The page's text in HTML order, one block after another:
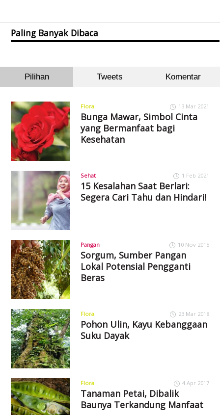
Paling Banyak Dibaca
Pilihan Tweets Komentar
Flora 13 Mar 2021
Bunga Mawar, Simbol Cinta
yang Bermanfaat bagi
Kesehatan
Sehat 1 Feb 2021
15 Kesalahan Saat Berlari:
Segera Cari Tahu dan Hindari!
Pangan 10 Nov 2015
Sorgum, Sumber Pangan
Lokal Potensial Pengganti
Beras
Flora 23 Mar 2018
Pohon Ulin, Kayu Kebanggaan
Suku Dayak
Flora 4 Apr 2017
Tanaman Petai, Dibalik
Baunya Terkandung Manfaat